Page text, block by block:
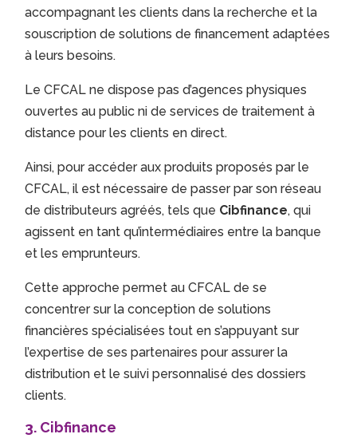
accompagnant les clients dans la recherche et la
souscription de solutions de financement adaptées
à leurs besoins.
Le CFCAL ne dispose pas d’agences physiques
ouvertes au public ni de services de traitement à
distance pour les clients en direct.
Ainsi, pour accéder aux produits proposés par le
CFCAL, il est nécessaire de passer par son réseau
de distributeurs agréés, tels que Cibfinance, qui
agissent en tant qu’intermédiaires entre la banque
et les emprunteurs.
Cette approche permet au CFCAL de se
concentrer sur la conception de solutions
financières spécialisées tout en s’appuyant sur
l’expertise de ses partenaires pour assurer la
distribution et le suivi personnalisé des dossiers
clients.
3. Cibfinance